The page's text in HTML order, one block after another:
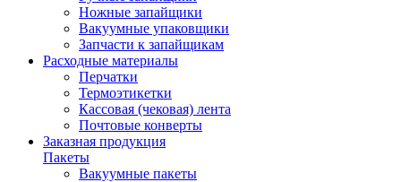
Ножные запайщики
Вакуумные упаковщики
Запчасти к запайщикам
Расходные материалы
Перчатки
Термоэтикетки
Кассовая (чековая) лента
Почтовые конверты
Заказная продукция
Пакеты
Вакуумные пакеты